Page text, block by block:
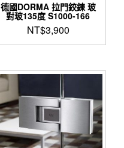
德國DORMA 拉門鉸鍊 玻
對玻135度 S1000-166
NT$3,900